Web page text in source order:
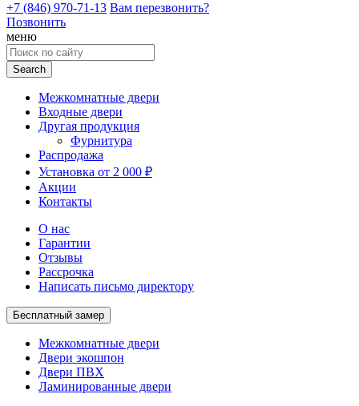
+7 (846) 970-71-13 Вам перезвонить?
Позвонить
меню
Search
for:
Межкомнатные двери
Входные двери
Другая продукция
Фурнитура
Распродажа
Установка от 2 000 ₽
Акции
Контакты
О нас
Гарантии
Отзывы
Рассрочка
Написать письмо директору
Бесплатный замер
Межкомнатные двери
Двери экошпон
Двери ПВХ
Ламинированные двери